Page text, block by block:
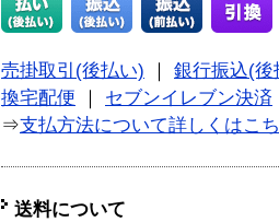
売掛取引(後払い)
銀行振込(後
換宅配便
セブンイレブン決済
⇒支払方法について詳しくはこ
送料について